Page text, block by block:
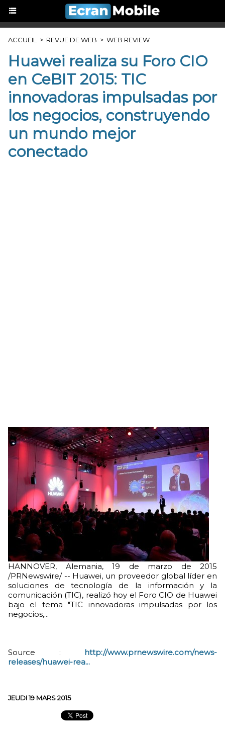
ACCUEIL > REVUE DE WEB > WEB REVIEW
Huawei realiza su Foro CIO
en CeBIT 2015: TIC
innovadoras impulsadas por
los negocios, construyendo
un mundo mejor
conectado
HANNOVER, Alemania, 19 de marzo de 2015
/PRNewswire/ -- Huawei, un proveedor global líder en
soluciones de tecnología de la información y la
comunicación (TIC), realizó hoy el Foro CIO de Huawei
bajo el tema "TIC innovadoras impulsadas por los
negocios,...
Source : http://www.prnewswire.com/news-
releases/huawei-rea...
JEUDI 19 MARS 2015